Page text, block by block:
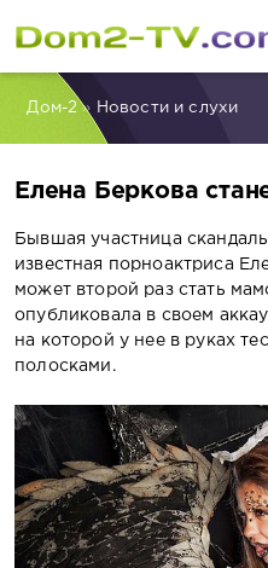
Дом-2» Новости и слухи
Елена Беркова
Бывшая участница
известная порноактриса
может второй раз стать
опубликовала в своем
на которой у нее в руках
полосками.